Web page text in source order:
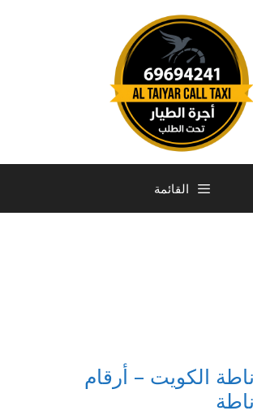
القائمة
الكويت – أرقام